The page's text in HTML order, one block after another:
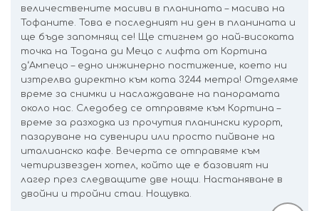
величествените масиви в планината – масива на
Тофаните. Това е последният ни ден в планината и
ще бъде запомнящ се! Ще стигнем до най-високата
точка на Тодана ди Мецо с лифта от Кортина
д‘Ампецо – едно инжинерно постижение, което ни
изтрелва директно към кота 3244 метра! Отделяме
време за снимки и наслаждаване на панорамата
около нас. Следобед се отправяме към Кортина –
време за разходка из прочутия планински курорт,
пазаруване на сувенири или просто пийване на
италианско кафе. Вечерта се отправяме към
четиризвезден хотел, който ще е базовият ни
лагер през следващите две нощи. Настаняване в
двойни и тройни стаи. Нощувка.